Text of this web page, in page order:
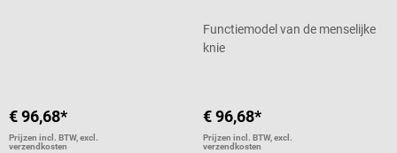
€ 96,68*
Prijzen incl. BTW, excl.
verzendkosten
Functiemodel van de menselijke
knie
€ 96,68*
Prijzen incl. BTW, excl.
verzendkosten